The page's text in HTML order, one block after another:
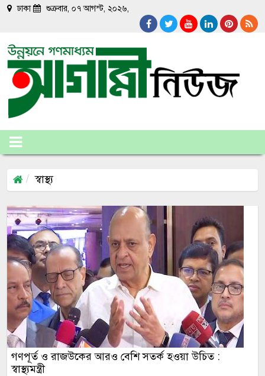
ঢাকা শুক্রবার, ০৭ আগস্ট, ২০২৬,
স্বাস্থ্য
গণপূর্ত ও রাজউকের আরও বেশি সতর্ক হওয়া উচিত :
স্বাস্থ্যমন্ত্রী